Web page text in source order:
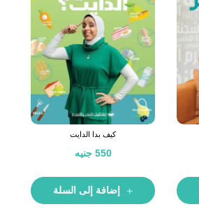
كيف بدا الدايت
550 جنيه
إضافة إلى السلة